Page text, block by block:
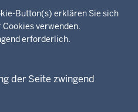
Button(s) erklären Sie sich
verwenden.
erforderlich.
der Seite zwingend